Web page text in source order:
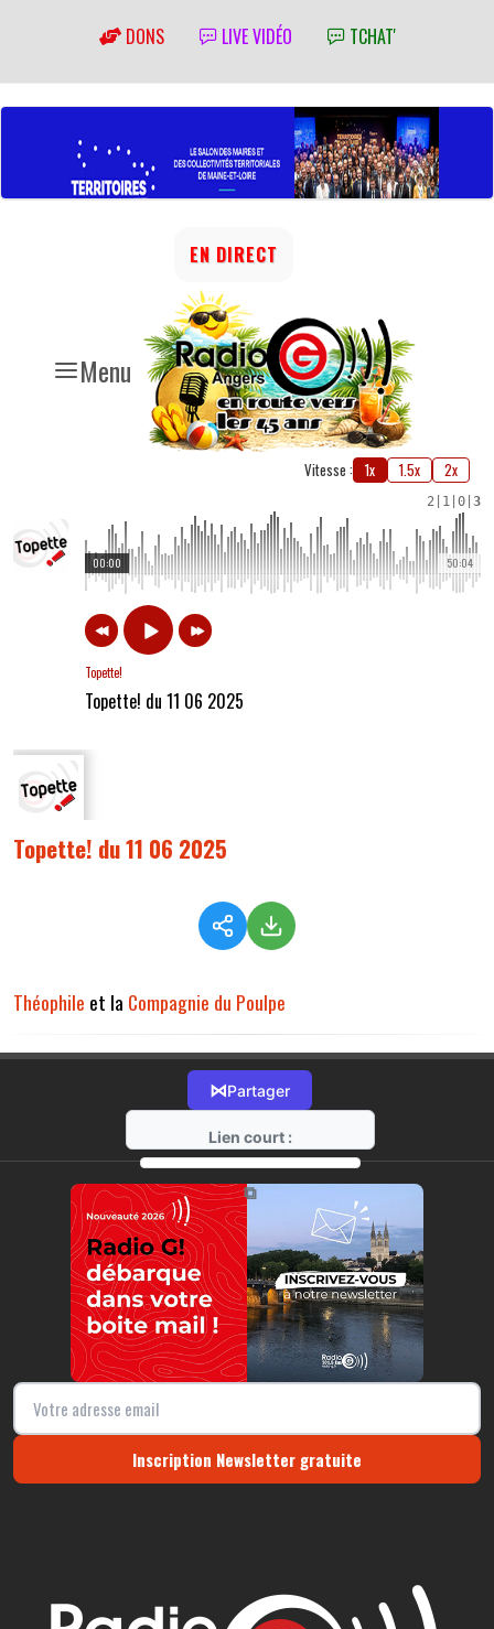
DONS LIVE VIDÉO TCHAT'
Menu
EN DIRECT
Vitesse : 1x 1.5x 2x
2 1 0 3
50:04
00:00
Topette!
Topette! du 11 06 2025
Topette! du 11 06 2025
Théophile et la Compagnie du Poulpe
⋈Partager
Lien court :
https://radio-g.fr?17979
⧉
Inscription Newsletter gratuite